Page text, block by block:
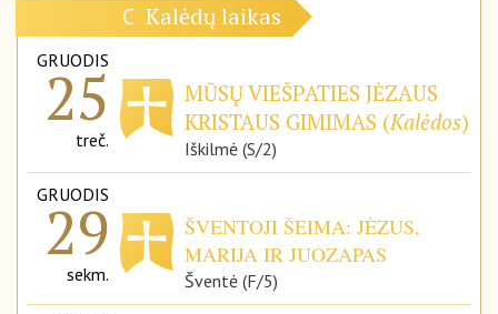
C Kalėdų laikas
GRUODIS
25
treč.
MŪSŲ VIEŠPATIES JĖZAUS
KRISTAUS GIMIMAS (Kalėdos)
Iškilmė (S/2)
GRUODIS
29
sekm.
ŠVENTOJI ŠEIMA: JĖZUS,
MARIJA IR JUOZAPAS
Šventė (F/5)